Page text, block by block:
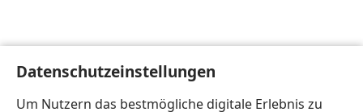
Datenschutzeinstellungen
Um Nutzern das bestmögliche digitale Erlebnis zu